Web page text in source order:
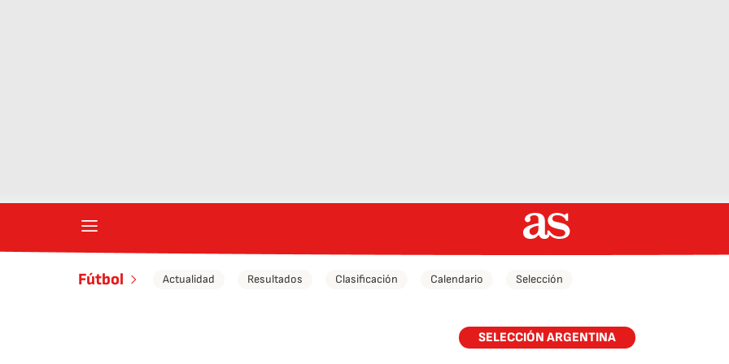
Fútbol Actualidad Resultados Clasificación Calendario Selección
SELECCIÓN ARGENTINA